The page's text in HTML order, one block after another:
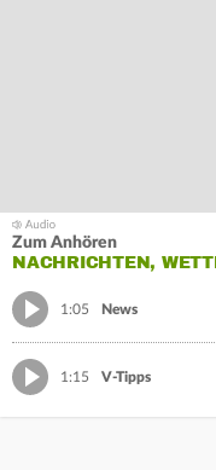
Zum Anhören
NACHRICHTEN,
1:05 News
1:15 V-Tipps